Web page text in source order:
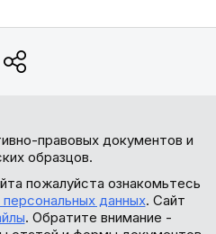
правовых документов и
образцов.
пожалуйста ознакомьтесь
данных. Сайт
. Обратите внимание -